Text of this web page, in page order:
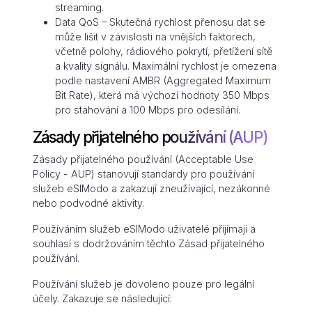
streaming.
Data QoS – Skutečná rychlost přenosu dat se
může lišit v závislosti na vnějších faktorech,
včetně polohy, rádiového pokrytí, přetížení sítě
a kvality signálu. Maximální rychlost je omezena
podle nastavení AMBR (Aggregated Maximum
Bit Rate), která má výchozí hodnoty 350 Mbps
pro stahování a 100 Mbps pro odesílání.
Zásady přijatelného používání (AUP)
Zásady přijatelného používání (Acceptable Use
Policy - AUP) stanovují standardy pro používání
služeb eSIModo a zakazují zneužívající, nezákonné
nebo podvodné aktivity.
Používáním služeb eSIModo uživatelé přijímají a
souhlasí s dodržováním těchto Zásad přijatelného
používání.
Používání služeb je dovoleno pouze pro legální
účely. Zakazuje se následující: